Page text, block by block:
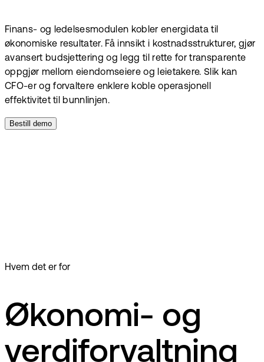
Finans- og ledelsesmodulen kobler energidata til
økonomiske resultater. Få innsikt i kostnadsstrukturer, gjør
avansert budsjettering og legg til rette for transparente
oppgjør mellom eiendomseiere og leietakere. Slik kan
CFO-er og forvaltere enklere koble operasjonell
effektivitet til bunnlinjen.
Bestill demo
Hvem det er for
Økonomi- og
verdiforvaltning